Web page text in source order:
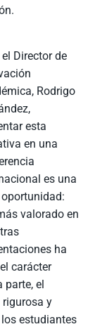
Director de
Rodrigo
esta
en una
es una
valorado en
ha
carácter
parte, el
y
estudiantes